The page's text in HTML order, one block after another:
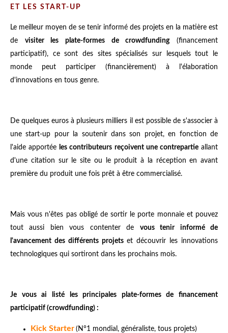
ET LES START-UP
Le meilleur moyen de se tenir informé des projets en la matière est
de visiter les plate-formes de crowdfunding(financement
participatif), ce sont des sites spécialisés sur lesquels tout le
monde peut participer (financièrement) à l'élaboration
d'innovations en tous genre.
De quelques euros à plusieurs milliers il est possible de s'associer à
une start-up pour la soutenir dans son projet, en fonction de
l'aide apportée les contributeurs reçoivent une contrepartieallant
d'une citation sur le site ou le produit à la réception en avant
première du produit une fois prêt à être commercialisé.
Mais vous n'êtes pas obligé de sortir le porte monnaie et pouvez
tout aussi bien vous contenter de vous tenir informé de
l'avancement des différents projetset découvrir les innovations
technologiques qui sortiront dans les prochains mois.
Je vous ai listé les principales plate-formes de financement
participatif (crowdfunding) :
Kick Starter (N°1 mondial, généraliste, tous projets)